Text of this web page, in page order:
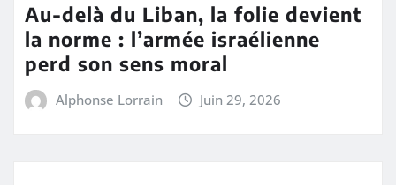
Au-delà du Liban, la folie devient
la norme : l’armée israélienne
perd son sens moral
Alphonse Lorrain Juin 29, 2026